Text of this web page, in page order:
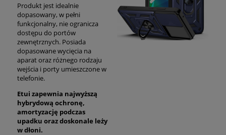
Produkt jest idealnie
dopasowany, w pełni
funkcjonalny, nie ogranicza
dostępu do portów
zewnętrznych. Posiada
dopasowane wycięcia na
aparat oraz różnego rodzaju
wejścia i porty umieszczone w
telefonie.
Etui zapewnia najwyższą
hybrydową ochronę,
amortyzację podczas
upadku orazdoskonale leży
w dłoni.